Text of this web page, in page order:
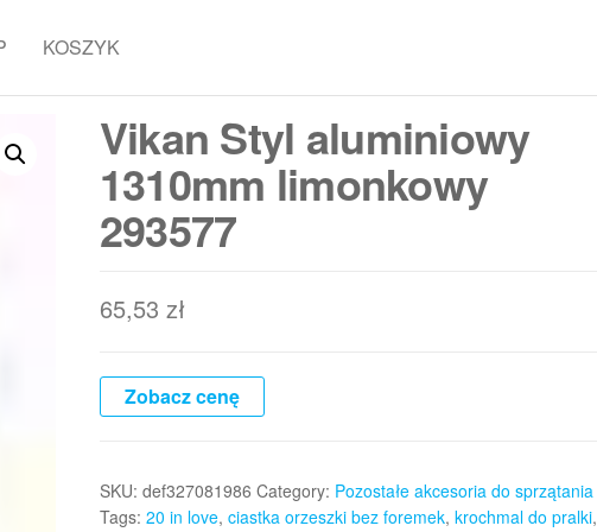
KOSZYK
Vikan Styl aluminiowy
1310mm limonkowy
293577
65,53 zł
Zobacz cenę
SKU: def327081986 Category: Pozostałe akcesoria do sprzątania
Tags: 20 in love, ciastka orzeszki bez foremek, krochmal do pralki,